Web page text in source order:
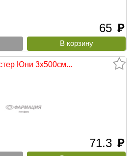
65 руб
Юни 3х500см...
71.3 руб